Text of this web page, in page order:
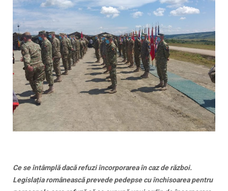
Ce se întâmplă dacă refuzi încorporarea în caz de război.
Legislația românească prevede pedepse cu închisoarea pentru